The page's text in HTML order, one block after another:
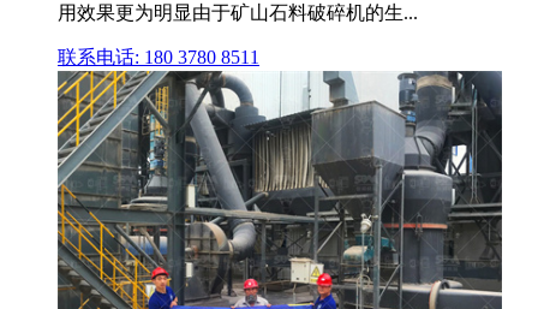
用效果更为明显由于矿山石料破碎机的生...
联系电话: 180 3780 8511